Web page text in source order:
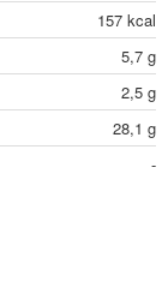
157 kcal
5,7 g
2,5 g
28,1 g
-